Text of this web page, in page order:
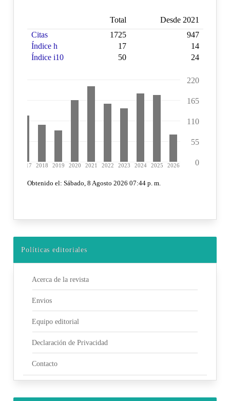
Políticas editoriales
Acerca de la revista
Envios
Equipo editorial
Declaración de Privacidad
Contacto